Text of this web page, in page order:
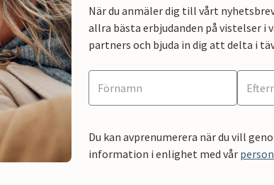
När du anmäler dig till vårt
allra bästa erbjudanden på vistelser i
partners och bjuda in dig att delta i
Du kan avprenumerera när du vill
information i enlighet med vår